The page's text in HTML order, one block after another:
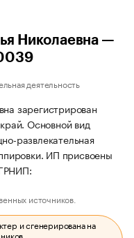
Николаевна —
деятельность
зарегистрирован
Основной вид
развлекательная
ИП присвоены
источников.
и сгенерирована на